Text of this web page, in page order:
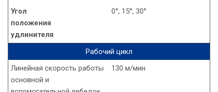
Угол
положения
удлинителя
0°, 15°, 30°
Рабочий цикл
Линейная скорость работы
основной и
130 м/мин